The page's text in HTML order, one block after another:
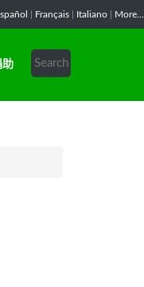
Français Italiano More...
助